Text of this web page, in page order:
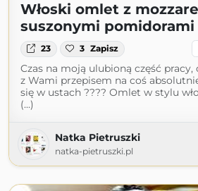
Włoski omlet z
suszonymi pomidorami
23 3 Zapisz
Czas na moją ulubioną część
z Wami przepisem na coś
się w ustach ???? Omlet w stylu
(...)
Natka Pietruszki
natka-pietruszki.pl